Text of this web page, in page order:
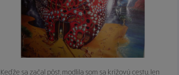
Keďže sa začal pôst, modlila som sa krížovú cestu, len